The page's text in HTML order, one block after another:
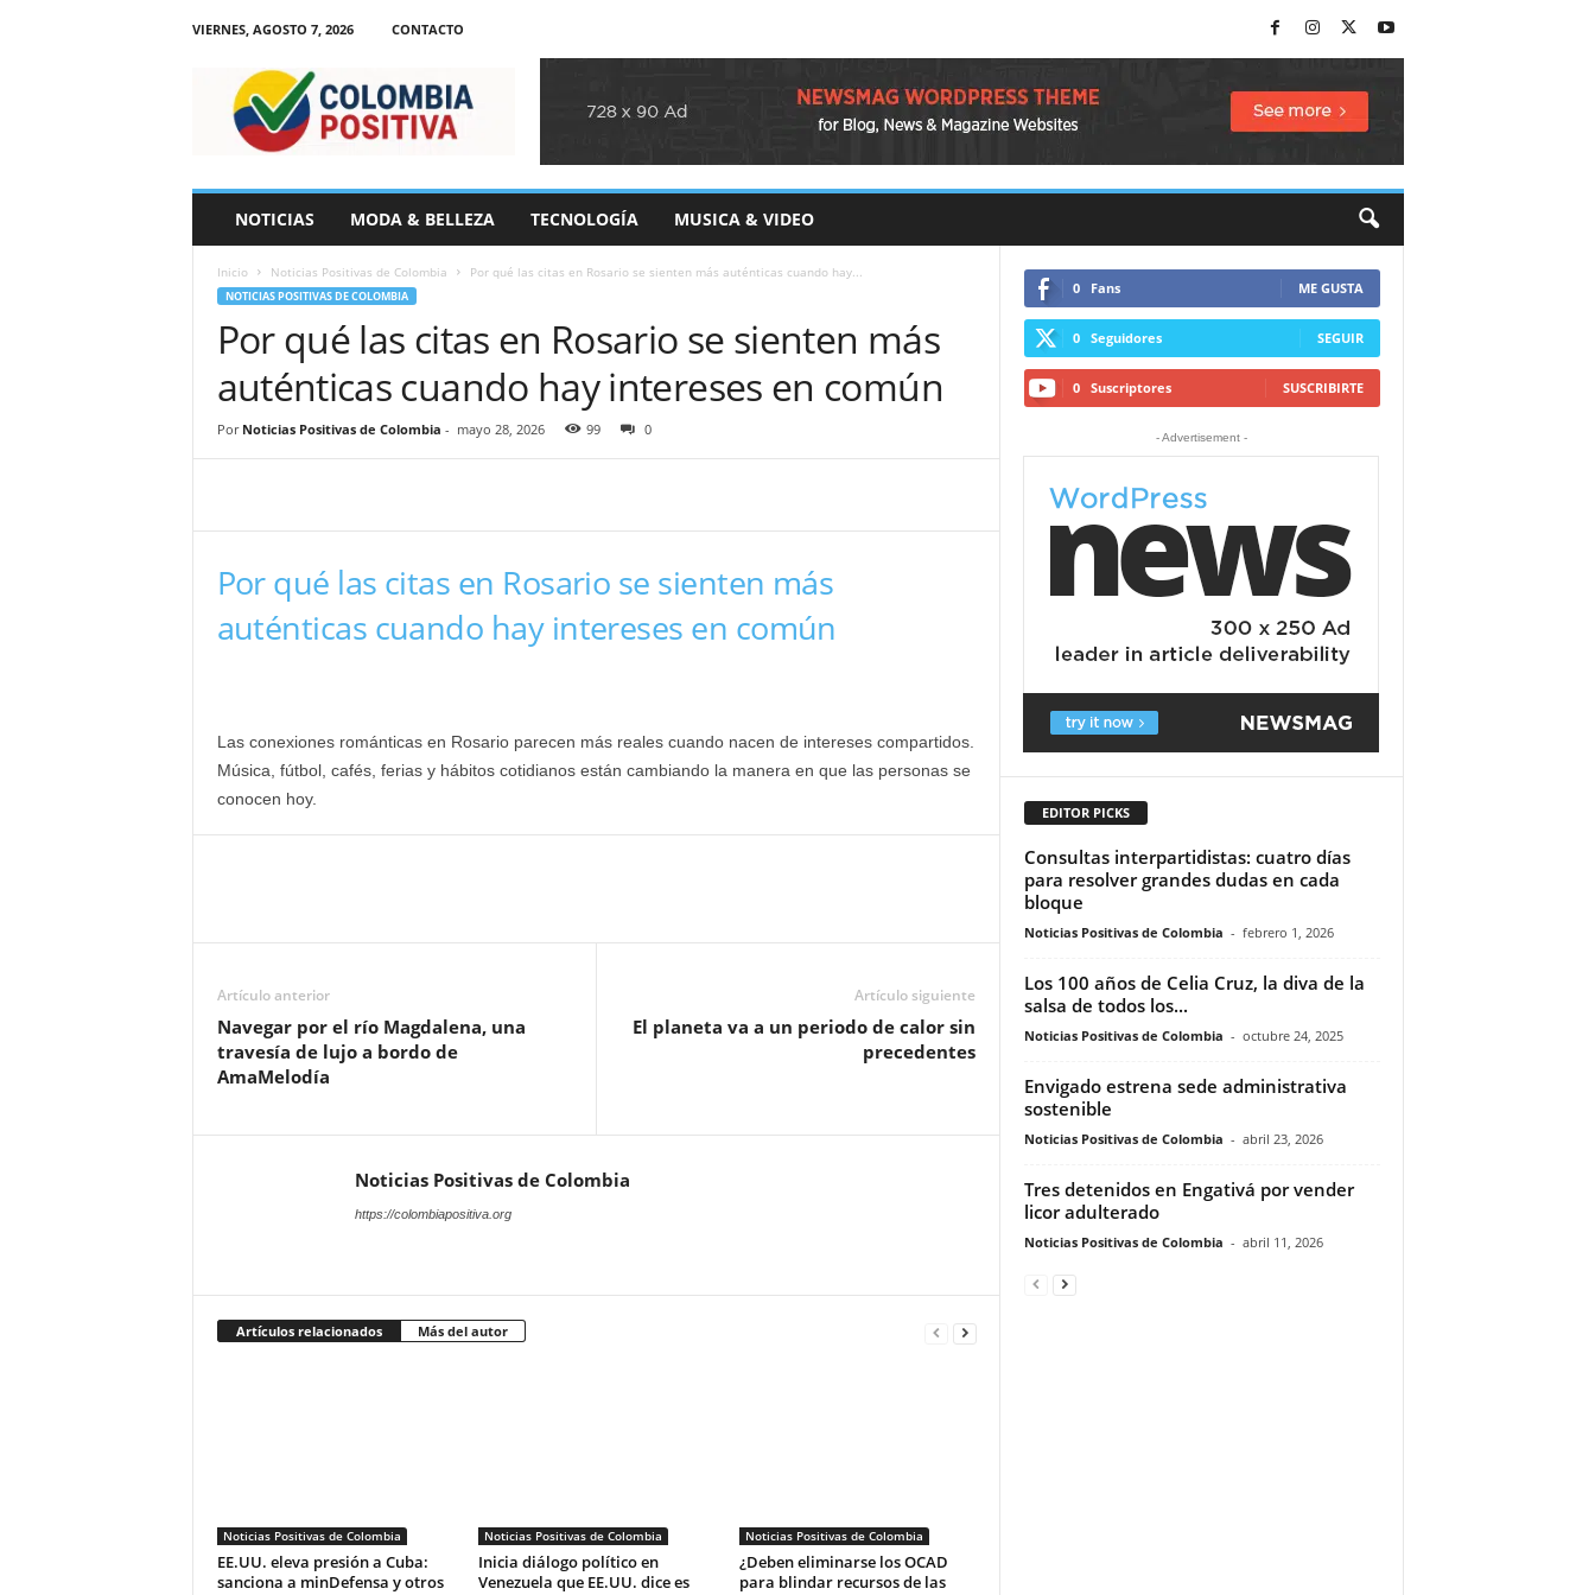
VIERNES, AGOSTO 7, 2026
CONTACTO
i
NOTICIAS MODA & BELLEZA TECNOLOGÍA MUSICA & VIDEO
Inicio Noticias Positivas de Colombia Por qué las citas en Rosario se sienten más auténticas cuando hay...
NOTICIAS POSITIVAS DE COLOMBIA
Por qué las citas en Rosario se sienten más
auténticas cuando hay intereses en común
Por Noticias Positivas de Colombia - mayo 28, 2026 99 0
Por qué las citas en Rosario se sienten más
auténticas cuando hay intereses en común
Las conexiones románticas en Rosario parecen más reales cuando nacen de intereses compartidos.
Música, fútbol, cafés, ferias y hábitos cotidianos están cambiando la manera en que las personas se
conocen hoy.
Artículo anterior
Navegar por el río Magdalena, una
travesía de lujo a bordo de
AmaMelodía
Artículo siguiente
El planeta va a un periodo de calor sin
precedentes
Noticias Positivas de Colombia
https://colombiapositiva.org
Artículos relacionados Más del autor
Noticias Positivas de Colombia
EE.UU. eleva presión a Cuba:
sanciona a minDefensa y otros
Noticias Positivas de Colombia
Inicia diálogo político en
Venezuela que EE.UU. dice es
Noticias Positivas de Colombia
¿Deben eliminarse los OCAD
para blindar recursos de las
0 Fans ME GUSTA
0 Seguidores SEGUIR
0 Suscriptores SUSCRIBIRTE
- Advertisement -
EDITOR PICKS
Consultas interpartidistas: cuatro días
para resolver grandes dudas en cada
bloque
Noticias Positivas de Colombia - febrero 1, 2026
Los 100 años de Celia Cruz, la diva de la
salsa de todos los...
Noticias Positivas de Colombia - octubre 24, 2025
Envigado estrena sede administrativa
sostenible
Noticias Positivas de Colombia - abril 23, 2026
Tres detenidos en Engativá por vender
licor adulterado
Noticias Positivas de Colombia - abril 11, 2026